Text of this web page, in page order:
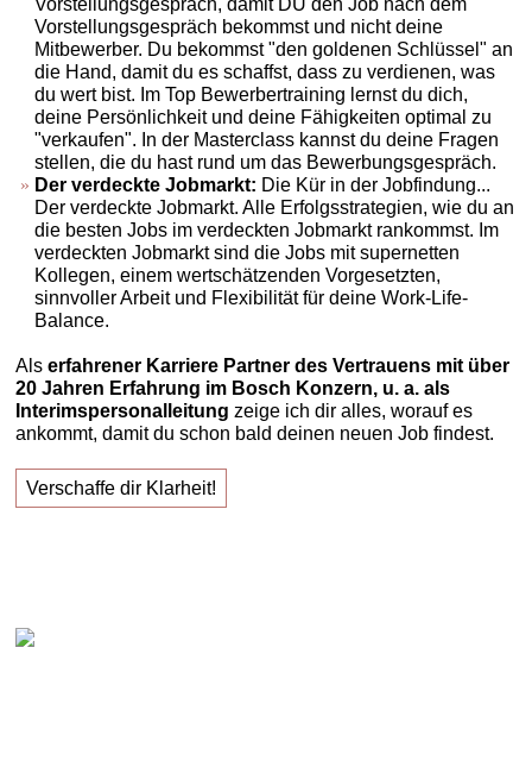
Vorstellungsgespräch, damit DU den Job nach dem
Vorstellungsgespräch bekommst und nicht deine
Mitbewerber. Du bekommst "den goldenen Schlüssel" an
die Hand, damit du es schaffst, dass zu verdienen, was
du wert bist. Im Top Bewerbertraining lernst du dich,
deine Persönlichkeit und deine Fähigkeiten optimal zu
"verkaufen". In der Masterclass kannst du deine Fragen
stellen, die du hast rund um das Bewerbungsgespräch.
Der verdeckte Jobmarkt: Die Kür in der Jobfindung...
Der verdeckte Jobmarkt. Alle Erfolgsstrategien, wie du an
die besten Jobs im verdeckten Jobmarkt rankommst. Im
verdeckten Jobmarkt sind die Jobs mit supernetten
Kollegen, einem wertschätzenden Vorgesetzten,
sinnvoller Arbeit und Flexibilität für deine Work-Life-
Balance.
Als erfahrener Karriere Partner des Vertrauens mit über
20 Jahren Erfahrung im Bosch Konzern, u. a. als
Interimspersonalleitung zeige ich dir alles, worauf es
ankommt, damit du schon bald deinen neuen Job findest.
Verschaffe dir Klarheit!